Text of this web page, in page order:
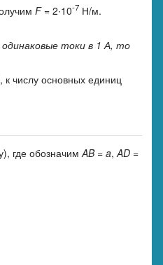
F= 2∙10-7 Н/м.
токи в 1 А, то
числу основных единиц
где обозначимAB=a,AD =